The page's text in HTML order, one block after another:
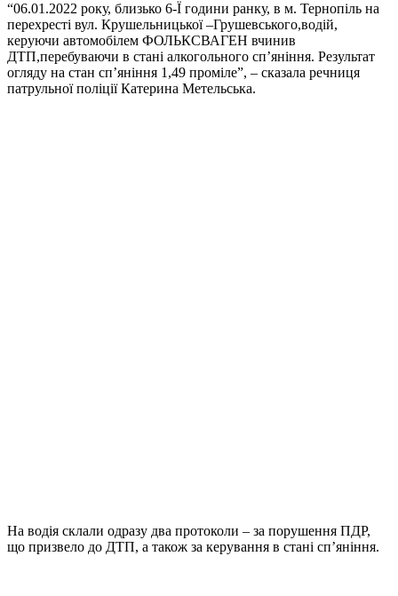
“06.01.2022 року, близько 6-Ї години ранку, в м. Тернопіль на
перехресті вул. Крушельницької –Грушевського,водій,
керуючи автомобілем ФОЛЬКСВАГЕН вчинив
ДТП,перебуваючи в стані алкогольного сп’яніння. Результат
огляду на стан сп’яніння 1,49 проміле”, – сказала речниця
патрульної поліції Катерина Метельська.
На водія склали одразу два протоколи – за порушення ПДР,
що призвело до ДТП, а також за керування в стані сп’яніння.